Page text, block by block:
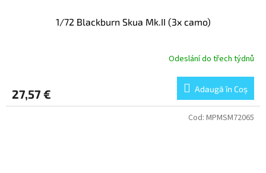
1/72 Blackburn Skua Mk.II (3x camo)
Odeslání do třech týdnů
27,57 € Adaugă în Coş
Cod: MPMSM72065